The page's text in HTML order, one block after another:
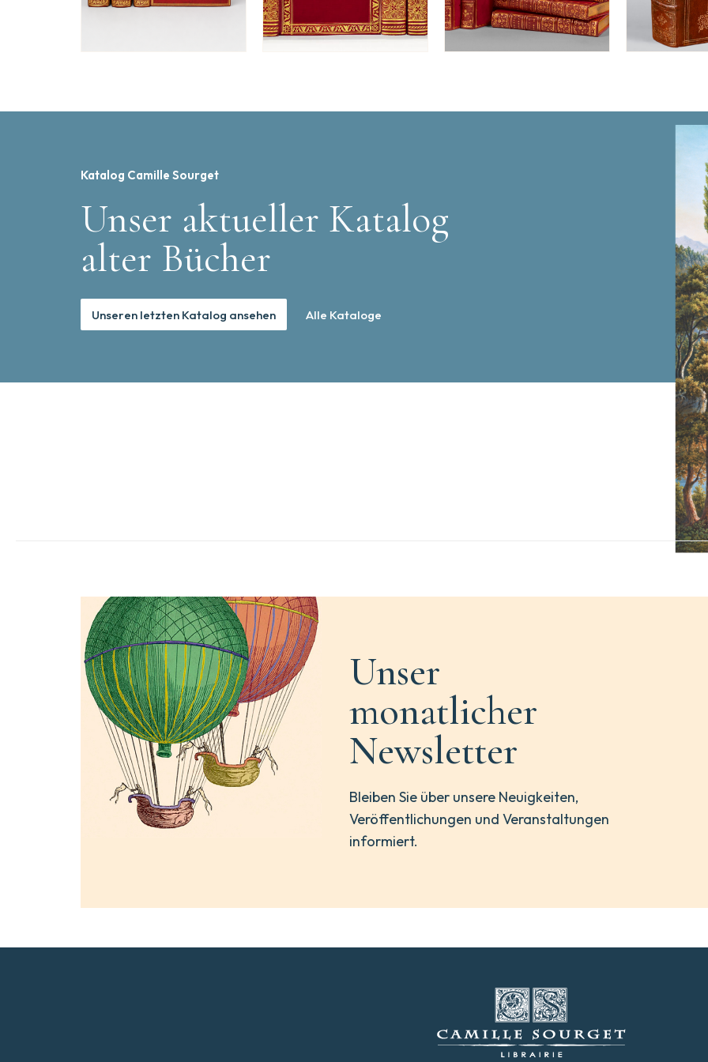
Katalog Camille Sourget
Unser aktueller Katalog
alter Bücher
Unseren letzten Katalog ansehen Alle Kataloge
Unser
monatlicher
Newsletter
Bleiben Sie über unsere Neuigkeiten,
Veröffentlichungen und Veranstaltungen
informiert.